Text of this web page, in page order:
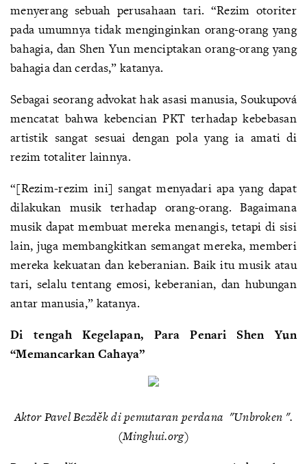
menyerang sebuah perusahaan tari. “Rezim otoriter
pada umumnya tidak menginginkan orang-orang yang
bahagia, dan Shen Yun menciptakan orang-orang yang
bahagia dan cerdas,” katanya.
Sebagai seorang advokat hak asasi manusia, Soukupová
mencatat bahwa kebencian PKT terhadap kebebasan
artistik sangat sesuai dengan pola yang ia amati di
rezim totaliter lainnya.
“[Rezim-rezim ini] sangat menyadari apa yang dapat
dilakukan musik terhadap orang-orang. Bagaimana
musik dapat membuat mereka menangis, tetapi di sisi
lain, juga membangkitkan semangat mereka, memberi
mereka kekuatan dan keberanian. Baik itu musik atau
tari, selalu tentang emosi, keberanian, dan hubungan
antar manusia,” katanya.
Di tengah Kegelapan, Para Penari Shen Yun
“Memancarkan Cahaya”
Aktor Pavel Bezděk di pemutaran perdana "Unbroken ".
(Minghui.org)